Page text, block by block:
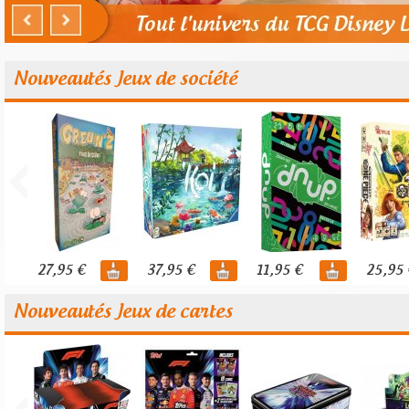
Nouveautés Jeux de société
27,95 € 37,95 € 11,95 € 25,95
Nouveautés Jeux de cartes